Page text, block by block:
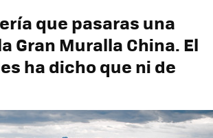
que pasaras una
Gran Muralla China. El
ha dicho que ni de